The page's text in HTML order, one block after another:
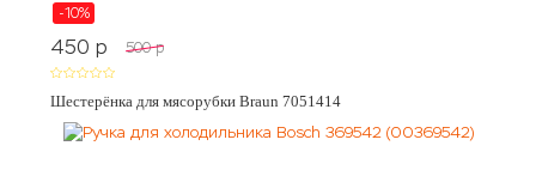
-10%
450 p 500 p
Шестерёнка для мясорубки Braun 7051414